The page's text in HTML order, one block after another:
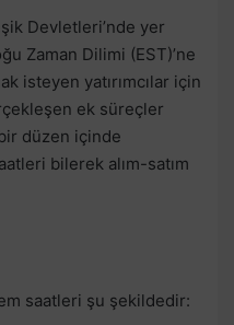
Devletleri’nde yer
Zaman Dilimi (EST)’ne
isteyen yatırımcılar için
ek süreçler
düzen içinde
bilerek alım-satım
saatleri şu şekildedir: